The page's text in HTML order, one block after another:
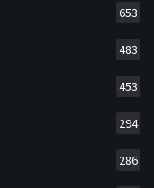
653
483
453
294
286